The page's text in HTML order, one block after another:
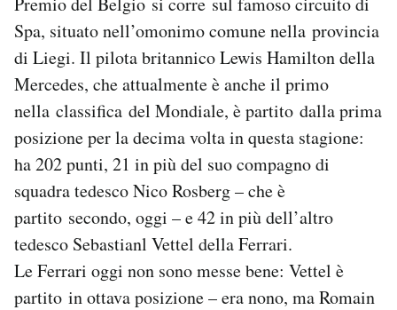
Spa, situato nell’omonimo comune nella provincia
di Liegi. Il pilota britannico Lewis Hamilton della
Mercedes, che attualmente è anche il primo
nella classifica del Mondiale, è partito dalla prima
posizione per la decima volta in questa stagione:
ha 202 punti, 21 in più del suo compagno di
squadra tedesco Nico Rosberg – che è
partito secondo, oggi – e 42 in più dell’altro
tedesco Sebastianl Vettel della Ferrari.
Le Ferrari oggi non sono messe bene: Vettel è
partito in ottava posizione – era nono, ma Romain